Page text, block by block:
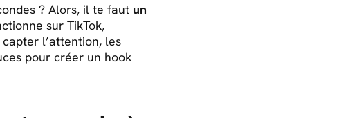
? Alors, il te faut un
sur TikTok,
l’attention, les
pour créer un hook